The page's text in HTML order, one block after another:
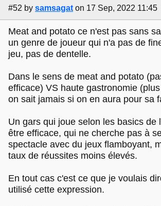
#52 by samsagat on 17 Sep, 2022 11:45
Meat and potato ce n'est pas sans
un genre de joueur qui n'a pas de
jeu, pas de dentelle.
Dans le sens de meat and potato
efficace) VS haute gastronomie
on sait jamais si on en aura pour sa
Un gars qui joue selon les basics de
être efficace, qui ne cherche pas à
spectacle avec du jeux flamboyant,
taux de réussites moins élevés.
En tout cas c'est ce que je voulais
utilisé cette expression.